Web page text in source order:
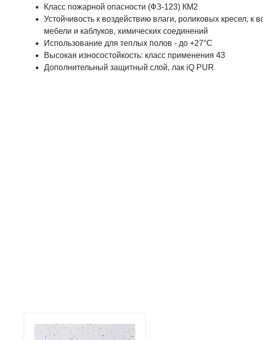
Класс пожарной опасности (ФЗ-123) КМ2
Устойчивость к воздействию влаги, роликовых кресел, к
мебели и каблуков, химических соединений
Использование для теплых полов - до +27°С
Высокая износостойкость: класс применения 43
Дополнительный защитный слой, лак iQ PUR